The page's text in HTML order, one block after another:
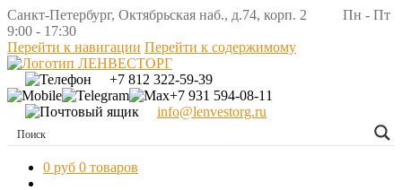
Санкт-Петербург, Октябрьская наб., д.74, корп. 2 Пн - Пт
9:00 - 17:30
Перейти к навигации Перейти к содержимому
+7 812 322-59-39
+7 931 594-08-11
info@lenvestorg.ru
0 руб 0 товаров